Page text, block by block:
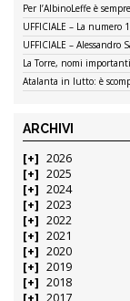
Per l’AlbinoLeffe è
UFFICIALE – La
UFFICIALE – Alessandro
La Torre, nomi
Atalanta in lutto: è
ARCHIVI
2026
2025
2024
2023
2022
2021
2020
2019
2018
2017